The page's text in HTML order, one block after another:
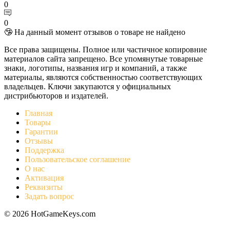
0
0
🤥 На данный момент отзывов о товаре не найдено
Все права защищены. Полное или частичное копировние
материалов сайта запрещено. Все упомянутые товарные
знаки, логотипы, названия игр и компаний, а также
материалы, являются собственностью соответствующих
владельцев. Ключи закупаются у официальных
дистрибьюторов и издателей.
Главная
Товары
Гарантии
Отзывы
Поддержка
Пользовательское соглашение
О нас
Активация
Реквизиты
Задать вопрос
© 2026 HotGameKeys.com